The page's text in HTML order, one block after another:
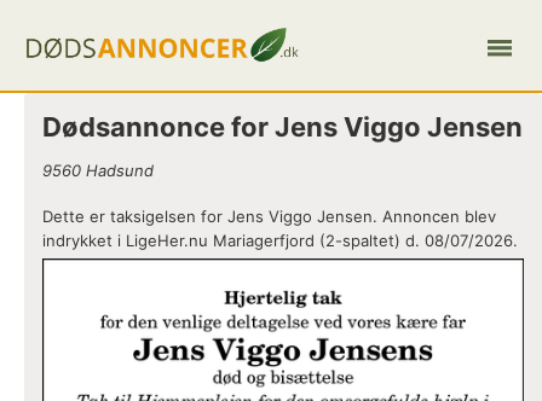
Dødsannonce for Jens Viggo Jensen
9560 Hadsund
Dette er taksigelsen for Jens Viggo Jensen. Annoncen blev
indrykket i LigeHer.nu Mariagerfjord (2-spaltet) d. 08/07/2026.